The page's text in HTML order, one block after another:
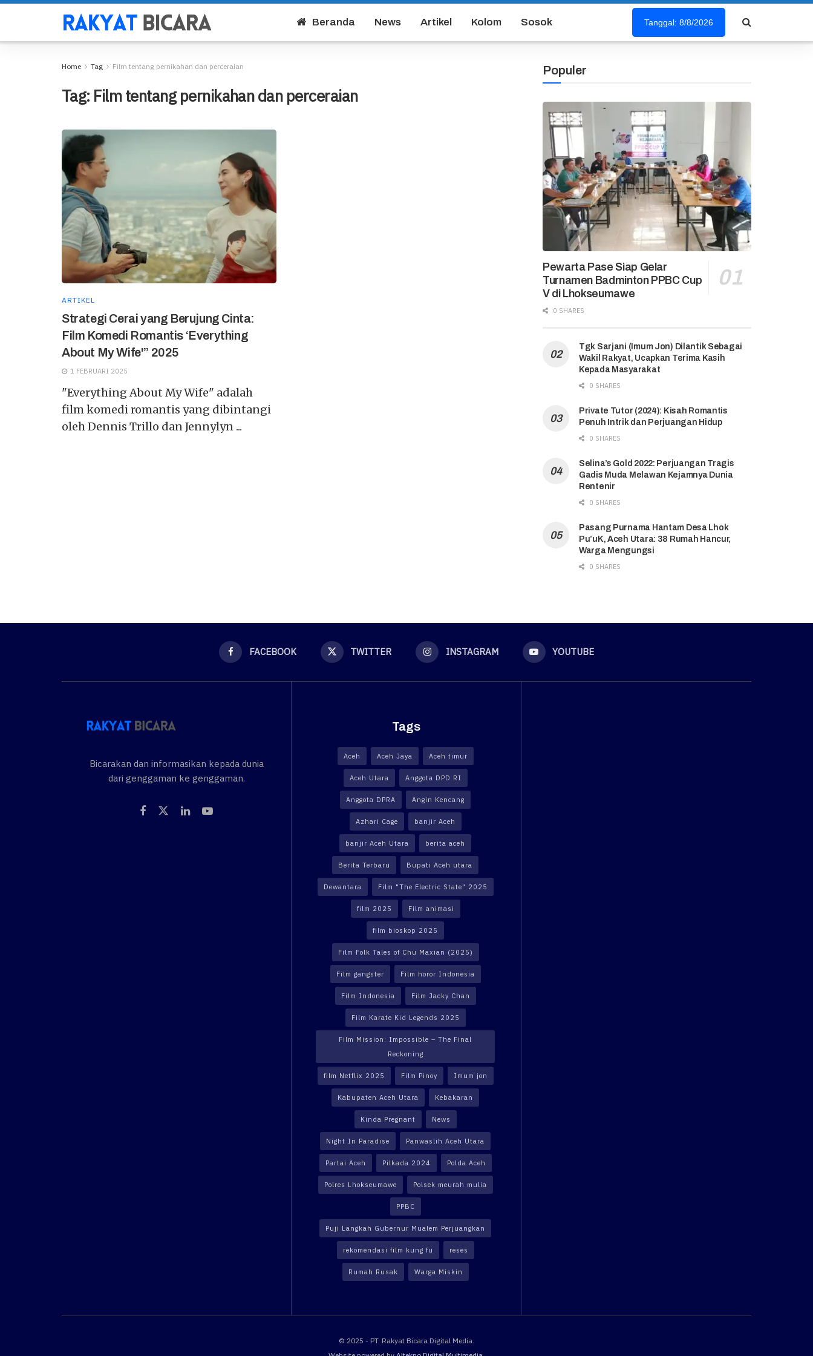
Beranda News Artikel Kolom Sosok Tanggal: 8/8/2026
Home Tag Film tentang pernikahan dan perceraian
Tag: Film tentang pernikahan dan perceraian
ARTIKEL
Strategi Cerai yang Berujung Cinta:
Film Komedi Romantis ‘Everything
About My Wife'” 2025
1 FEBRUARI 2025
"Everything About My Wife" adalah
film komedi romantis yang dibintangi
oleh Dennis Trillo dan Jennylyn ...
Populer
Pewarta Pase Siap Gelar
Turnamen Badminton PPBC Cup
V di Lhokseumawe
0 SHARES
Tgk Sarjani (Imum Jon) Dilantik Sebagai
Wakil Rakyat, Ucapkan Terima Kasih
Kepada Masyarakat
0 SHARES
Private Tutor (2024): Kisah Romantis
Penuh Intrik dan Perjuangan Hidup
0 SHARES
Selina’s Gold 2022: Perjuangan Tragis
Gadis Muda Melawan Kejamnya Dunia
Rentenir
0 SHARES
Pasang Purnama Hantam Desa Lhok
Pu’uK, Aceh Utara: 38 Rumah Hancur,
Warga Mengungsi
0 SHARES
FACEBOOK TWITTER INSTAGRAM YOUTUBE
Bicarakan dan informasikan kepada dunia
dari genggaman ke genggaman.
Tags
Aceh Aceh Jaya Aceh timur
Aceh Utara Anggota DPD RI
Anggota DPRA Angin Kencang
Azhari Cage banjir Aceh
banjir Aceh Utara berita aceh
Berita Terbaru Bupati Aceh utara
Dewantara Film "The Electric State" 2025
film 2025 Film animasi
film bioskop 2025
Film Folk Tales of Chu Maxian (2025)
Film gangster Film horor Indonesia
Film Indonesia Film Jacky Chan
Film Karate Kid Legends 2025
Film Mission: Impossible – The Final
Reckoning
film Netflix 2025 Film Pinoy Imum jon
Kabupaten Aceh Utara Kebakaran
Kinda Pregnant News
Night In Paradise Panwaslih Aceh Utara
Partai Aceh Pilkada 2024 Polda Aceh
Polres Lhokseumawe Polsek meurah mulia
PPBC
Puji Langkah Gubernur Mualem Perjuangkan
rekomendasi film kung fu reses
Rumah Rusak Warga Miskin
© 2025 - PT. Rakyat Bicara Digital Media.